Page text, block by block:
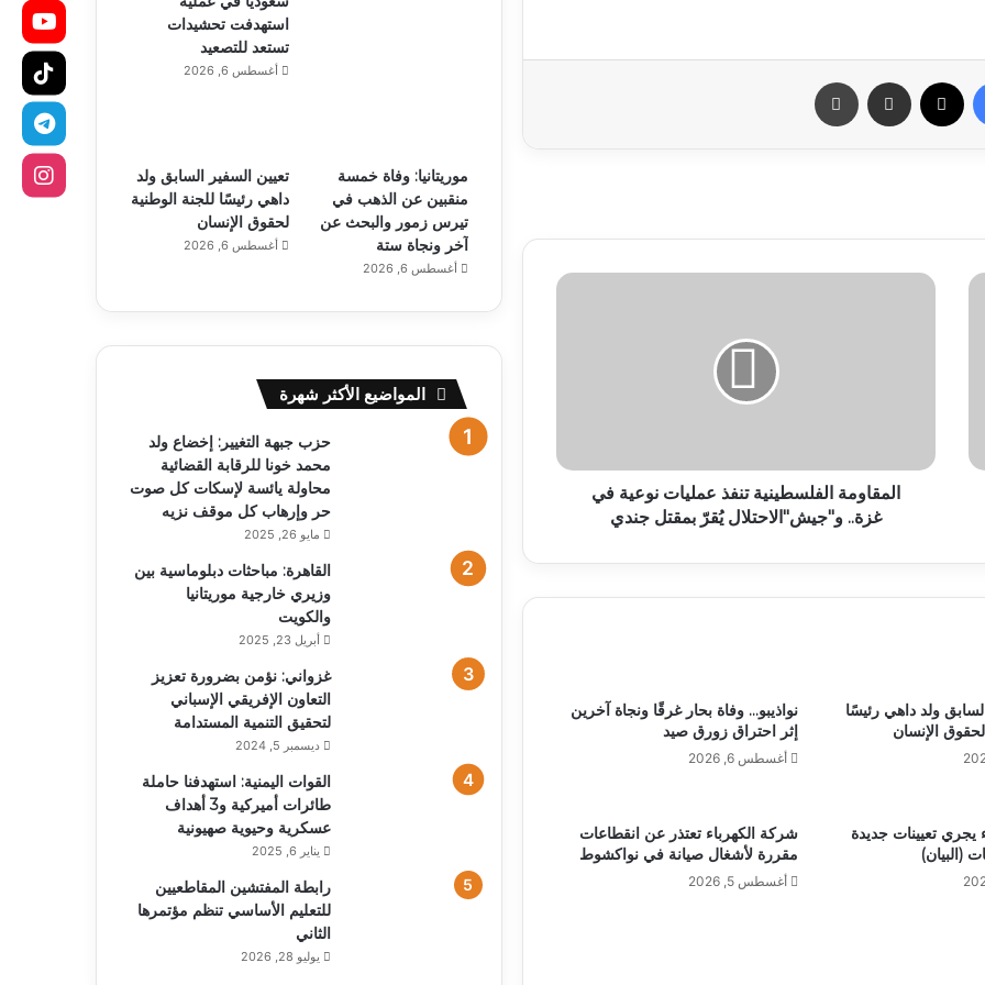
فيسبوك مشاركة عبر البريد
المقاومة الفلسطينية تنفذ عمليات نوعية في
غزة.. و"جيش"الاحتلال يُقرّ بمقتل جندي
ولد داهي رئيسًا
الإنسان
نواذيبو… وفاة بحار غرقًا ونجاة آخرين
إثر احتراق زورق صيد
أغسطس 6, 2026
تعيينات جديدة
(البيان)
شركة الكهرباء تعتذر عن انقطاعات
مقررة لأشغال صيانة في نواكشوط
أغسطس 5, 2026
استهدفت تحشيدات
تستعد للتصعيد
أغسطس 6, 2026
موريتانيا: وفاة خمسة
منقبين عن الذهب في
تيرس زمور والبحث عن
آخر ونجاة ستة
أغسطس 6, 2026
تعيين السفير السابق ولد
داهي رئيسًا للجنة الوطنية
لحقوق الإنسان
أغسطس 6, 2026
المواضيع الأكثر شهرة
حزب جبهة التغيير: إخضاع ولد
محمد خونا للرقابة القضائية
محاولة يائسة لإسكات كل صوت
حر وإرهاب كل موقف نزيه
مايو 26, 2025
القاهرة: مباحثات دبلوماسية بين
وزيري خارجية موريتانيا
والكويت
أبريل 23, 2025
غزواني: نؤمن بضرورة تعزيز
التعاون الإفريقي الإسباني
لتحقيق التنمية المستدامة
ديسمبر 5, 2024
القوات اليمنية: استهدفنا حاملة
طائرات أميركية و3 أهداف
عسكرية وحيوية صهيونية
يناير 6, 2025
رابطة المفتشين المقاطعيين
للتعليم الأساسي تنظم مؤتمرها
الثاني
يوليو 28, 2026